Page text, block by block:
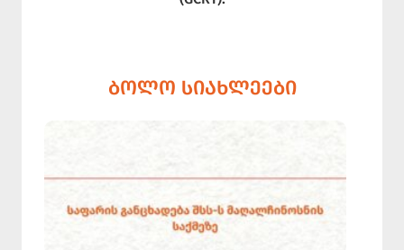
ᲑᲝᲚᲝ ᲡᲘᲐᲮᲚᲔᲔᲑᲘ